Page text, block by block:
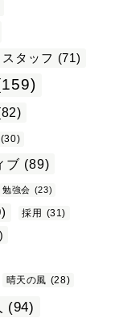
スタッフ (71)
(30)
ブ (89)
勉強会 (23)
採用 (31)
晴天の風 (28)
(94)